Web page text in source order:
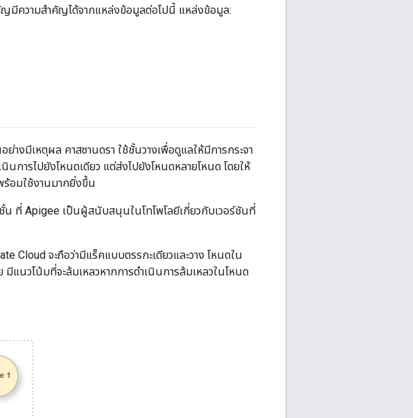
มีความสำคัญได้จากแหล่งข้อมูลต่อไปนี้ แหล่งข้อมูล:
างมีเหตุผล คาสซานดรา ใช้ชั้นวางเพื่อดูแลให้มีการกระจา
นการไปยังโหนดเดียว แต่ส่งไปยังโหนดหลายโหนด โดยให้
ร้อมใช้งานมากยิ่งขึ้น
น ที่ Apigee เป็นผู้สนับสนุนในโทโพโลยีเกี่ยวกับเวอร์ชันที่
Cloud จะถือว่ามีแร็คแบบตรรกะเดียวและวาง โหนดใน
แนวโน้มที่จะล้มเหลวหากการดำเนินการล้มเหลวในโหนด